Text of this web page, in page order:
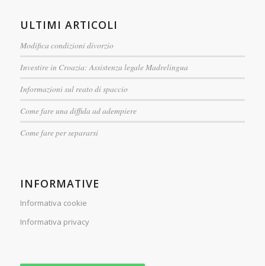
ULTIMI ARTICOLI
Modifica condizioni divorzio
Investire in Croazia: Assistenza legale Madrelingua
Informazioni sul reato di spaccio
Come fare una diffida ad adempiere
Come fare per separarsi
INFORMATIVE
Informativa cookie
Informativa privacy